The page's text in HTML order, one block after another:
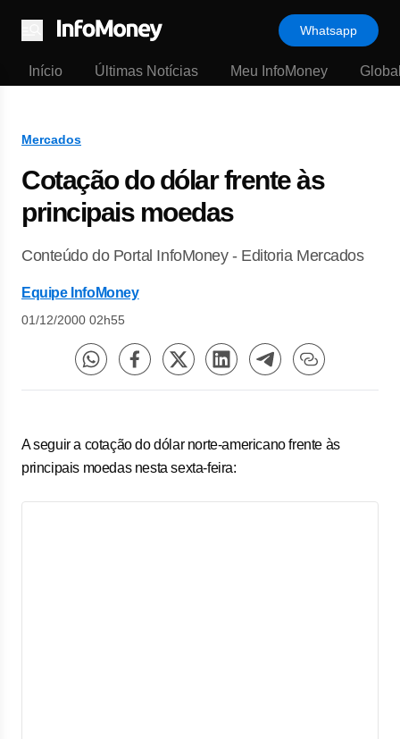
Menu
Whatsapp
Início Últimas Notícias Meu InfoMoney
Mercados
Cotação do dólar frente às
principais moedas
Conteúdo do Portal InfoMoney - Editoria Mercados
Equipe InfoMoney
01/12/2000 02h55
A seguir a cotação do dólar norte-americano frente às
principais moedas nesta sexta-feira: